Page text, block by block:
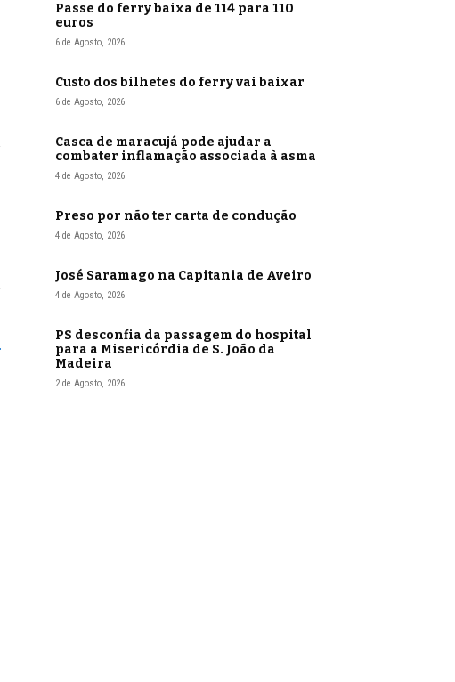
Passe do ferry baixa de 114 para 110
euros
6 de Agosto, 2026
Custo dos bilhetes do ferry vai baixar
6 de Agosto, 2026
Casca de maracujá pode ajudar a
combater inflamação associada à asma
4 de Agosto, 2026
Preso por não ter carta de condução
4 de Agosto, 2026
José Saramago na Capitania de Aveiro
4 de Agosto, 2026
PS desconfia da passagem do hospital
para a Misericórdia de S. João da
Madeira
2 de Agosto, 2026